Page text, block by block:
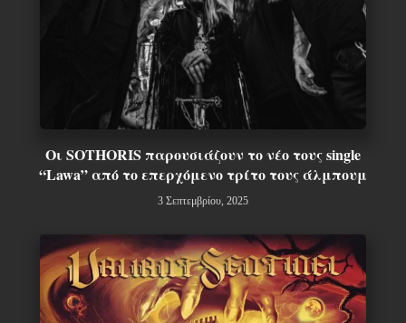
Οι SOTHORIS παρουσιάζουν το νέο τους single
“Lawa” από το επερχόμενο τρίτο τους άλμπουμ
3 Σεπτεμβρίου, 2025